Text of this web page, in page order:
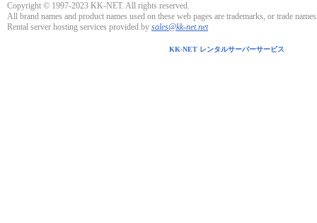
Copyright © 1997-2023 KK-NET. All rights reserved.
All brand names and product names used on these web pages are trademarks, or trade
Rental server hosting services provided by sales@kk-net.net
KK-NET レンタルサーバーサービス